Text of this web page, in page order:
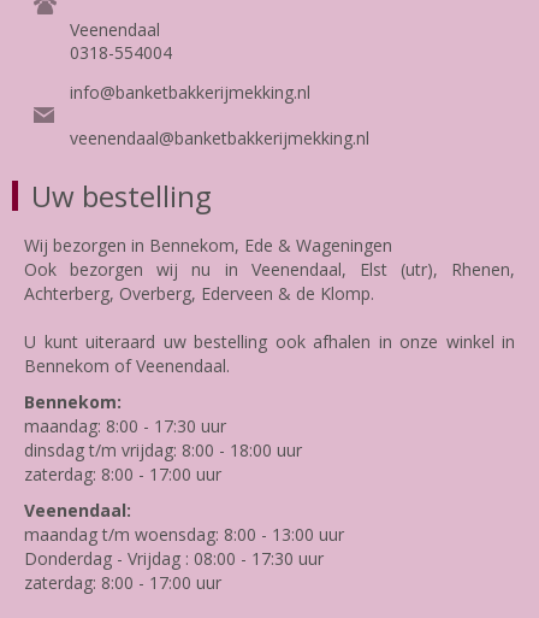
Veenendaal
0318-554004
info@banketbakkerijmekking.nl
veenendaal@banketbakkerijmekking.nl
Uw bestelling
Wij bezorgen in Bennekom, Ede & Wageningen
Ook bezorgen wij nu in Veenendaal, Elst (utr), Rhenen,
Achterberg, Overberg, Ederveen & de Klomp.
U kunt uiteraard uw bestelling ook afhalen in onze winkel in
Bennekom of Veenendaal.
Bennekom:
maandag: 8:00 - 17:30 uur
dinsdag t/m vrijdag: 8:00 - 18:00 uur
zaterdag: 8:00 - 17:00 uur
Veenendaal:
maandag t/m woensdag: 8:00 - 13:00 uur
Donderdag - Vrijdag : 08:00 - 17:30 uur
zaterdag: 8:00 - 17:00 uur